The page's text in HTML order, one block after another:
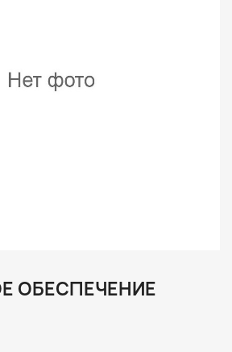
ОБЕСПЕЧЕНИЕ